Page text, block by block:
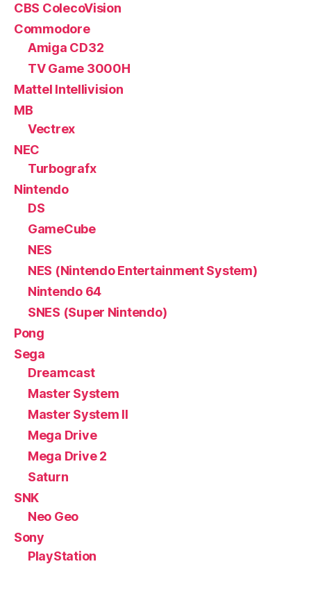
CBS ColecoVision
Commodore
Amiga CD32
TV Game 3000H
Mattel Intellivision
MB
Vectrex
NEC
Turbografx
Nintendo
DS
GameCube
NES
NES (Nintendo Entertainment System)
Nintendo 64
SNES (Super Nintendo)
Pong
Sega
Dreamcast
Master System
Master System II
Mega Drive
Mega Drive 2
Saturn
SNK
Neo Geo
Sony
PlayStation